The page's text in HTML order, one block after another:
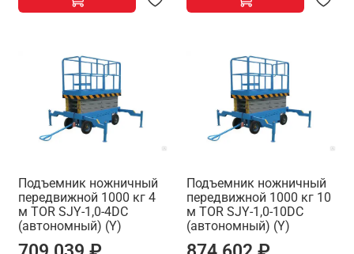
Подъемник ножничный
передвижной 1000 кг 4
м TOR SJY-1,0-4DC
(автономный) (Y)
Подъемник ножничный
передвижной 1000 кг 10
м TOR SJY-1,0-10DC
(автономный) (Y)